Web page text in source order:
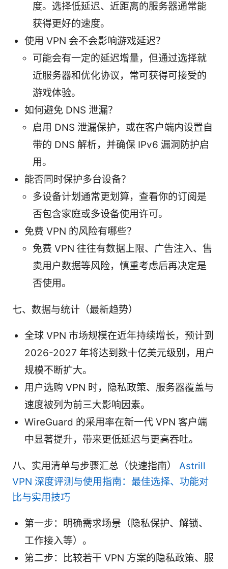
度。选择低延迟、近距离的服务器通常能
获得更好的速度。
使用 VPN 会不会影响游戏延迟？
可能会有一定的延迟增量，但通过选择就
近服务器和优化协议，常可获得可接受的
游戏体验。
如何避免 DNS 泄漏？
启用 DNS 泄漏保护，或在客户端内设置自
带的 DNS 解析，并确保 IPv6 漏洞防护启
用。
能否同时保护多台设备？
多设备计划通常更划算，查看你的订阅是
否包含家庭或多设备使用许可。
免费 VPN 的风险有哪些？
免费 VPN 往往有数据上限、广告注入、售
卖用户数据等风险，慎重考虑后再决定是
否使用。
七、数据与统计（最新趋势）
全球 VPN 市场规模在近年持续增长，预计到
2026-2027 年将达到数十亿美元级别，用户
规模不断扩大。
用户选购 VPN 时，隐私政策、服务器覆盖与
速度被列为前三大影响因素。
WireGuard 的采用率在新一代 VPN 客户端
中显著提升，带来更低延迟与更高吞吐。
八、实用清单与步骤汇总（快速指南） Astrill
VPN 深度评测与使用指南：最佳选择、功能对
比与实用技巧
第一步：明确需求场景（隐私保护、解锁、
工作接入等）。
第二步：比较若干 VPN 方案的隐私政策、服